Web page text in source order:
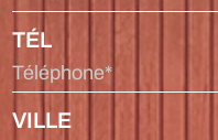
TÉL
Téléphone*
VILLE